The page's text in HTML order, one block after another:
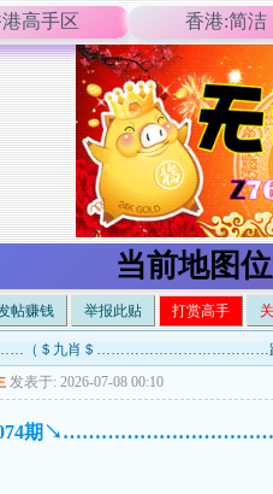
高手区 香港:简洁
当前地图
帖赚钱 举报此贴 打赏高手
＄九肖＄………………………………跟踪
发表于: 2026-07-08 00:10
期↘………………………………